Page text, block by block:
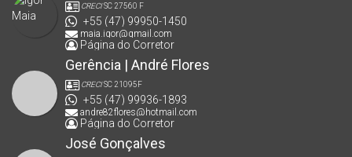
CRECISC 27560 F
+55 (47) 99950-1450
maia.igor@gmail.com
Página do Corretor
Gerência | André Flores
CRECISC 21095F
+55 (47) 99936-1893
andre82flores@hotmail.com
Página do Corretor
José Gonçalves